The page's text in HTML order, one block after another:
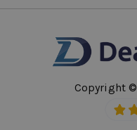
Copyright